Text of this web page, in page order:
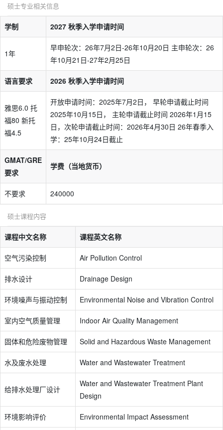
硕士专业相关信息
学制 2027 秋季入学申请时间
1年
早申轮次：26年7月2日-26年10月20日 主申轮次：26
年10月21日-27年2月25日
语言要求 2026 秋季入学申请时间
雅思6.0 托
福80 新托
福4.5
开放申请时间：2025年7月2日， 早轮申请截止时间
2025年10月15日， 主轮申请截止时间 2026年1月15
日，次轮申请截止时间：2026年4月30日 26年春季入
学：25年10月24日截止
GMAT/GRE
要求
学费（当地货币）
不要求 240000
硕士课程内容
课程中文名称 课程英文名称
空气污染控制 Air Pollution Control
排水设计 Drainage Design
环境噪声与振动控制 Environmental Noise and Vibration Control
室内空气质量管理 Indoor Air Quality Management
固体和危险废物管理 Solid and Hazardous Waste Management
水及废水处理 Water and Wastewater Treatment
给排水处理厂设计
Water and Wastewater Treatment Plant
Design
环境影响评价 Environmental Impact Assessment